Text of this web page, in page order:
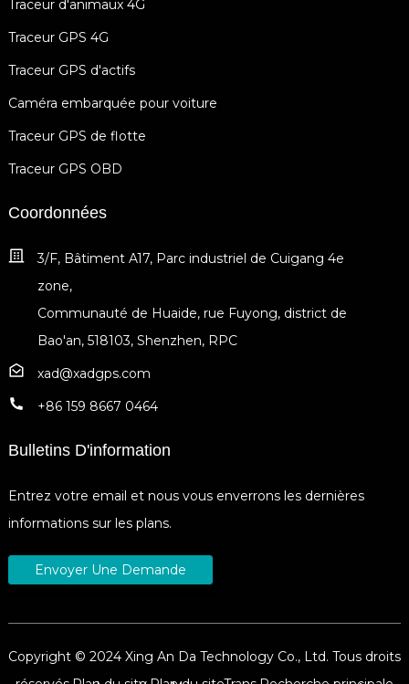
Traceur d'animaux 4G
Traceur GPS 4G
Traceur GPS d'actifs
Caméra embarquée pour voiture
Traceur GPS de flotte
Traceur GPS OBD
Coordonnées
3/F, Bâtiment A17, Parc industriel de Cuigang 4e
zone,
Communauté de Huaide, rue Fuyong, district de
Bao'an, 518103, Shenzhen, RPC
xad@xadgps.com
+86 159 8667 0464
Bulletins D'information
Entrez votre email et nous vous enverrons les dernières
informations sur les plans.
Envoyer Une Demande
Copyright © 2024 Xing An Da Technology Co., Ltd. Tous droits